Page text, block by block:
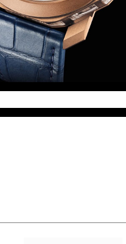
需加拨“+86”）